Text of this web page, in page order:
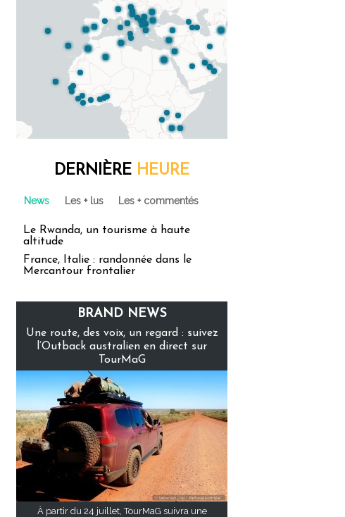
DERNIÈRE HEURE
News Les + lus Les + commentés
Le Rwanda, un tourisme à haute
altitude
France, Italie : randonnée dans le
Mercantour frontalier
BRAND NEWS
Une route, des voix, un regard : suivez
l’Outback australien en direct sur
TourMaG
À partir du 24 juillet, TourMaG suivra une